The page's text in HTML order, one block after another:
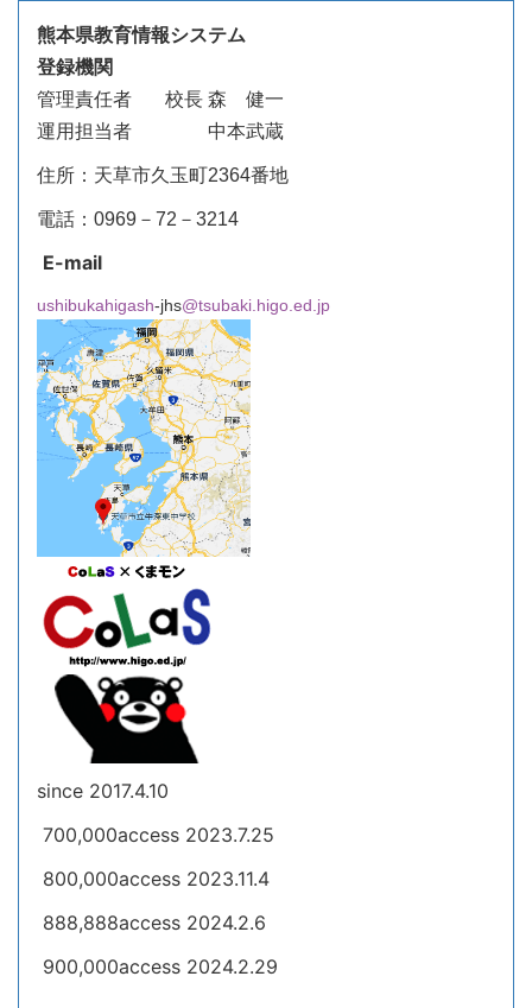
熊本県教育情報システム
登録機関
管理責任者 校長 森 健一
運用担当者 中本武蔵
住所：天草市久玉町2364番地
電話：0969－72－3214
E-mail
ushibukahigash-jhs@tsubaki.higo.ed.jp
since 2017.4.10
700,000access 2023.7.25
800,000access 2023.11.4
888,888access 2024.2.6
900,000access 2024.2.29